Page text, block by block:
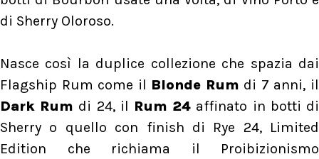
di Sherry Oloroso.
Nasce così la duplice collezione che spazia dai
Flagship Rum come il Blonde Rum di 7 anni, il
Dark Rum di 24, il Rum 24 affinato in botti di
Sherry o quello con finish di Rye 24, Limited
Edition che richiama il Proibizionismo